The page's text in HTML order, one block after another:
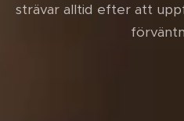
strävar alltid efter att